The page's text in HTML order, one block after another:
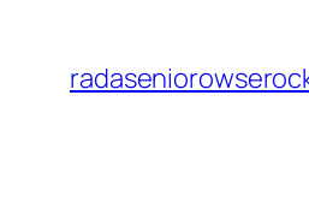
treści